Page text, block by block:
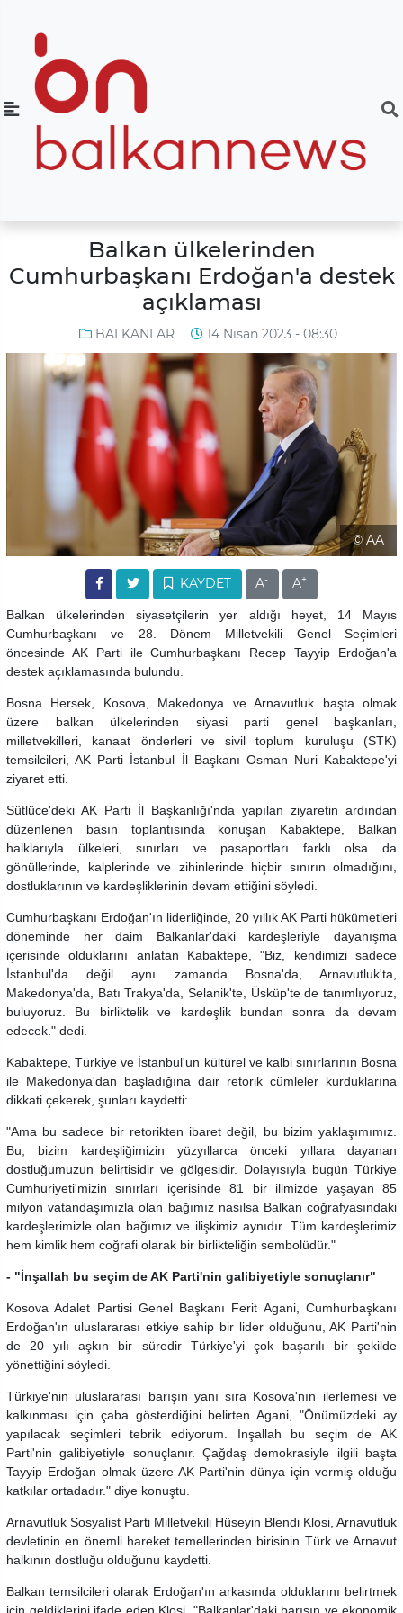
Balkan ülkelerinden
Cumhurbaşkanı Erdoğan'a destek
açıklaması
BALKANLAR 14 Nisan 2023 - 08:30
© AA
KAYDET A- A+
Balkan ülkelerinden siyasetçilerin yer aldığı heyet, 14 Mayıs
Cumhurbaşkanı ve 28. Dönem Milletvekili Genel Seçimleri
öncesinde AK Parti ile Cumhurbaşkanı Recep Tayyip Erdoğan'a
destek açıklamasında bulundu.
Bosna Hersek, Kosova, Makedonya ve Arnavutluk başta olmak
üzere balkan ülkelerinden siyasi parti genel başkanları,
milletvekilleri, kanaat önderleri ve sivil toplum kuruluşu (STK)
temsilcileri, AK Parti İstanbul İl Başkanı Osman Nuri Kabaktepe'yi
ziyaret etti.
Sütlüce'deki AK Parti İl Başkanlığı'nda yapılan ziyaretin ardından
düzenlenen basın toplantısında konuşan Kabaktepe, Balkan
halklarıyla ülkeleri, sınırları ve pasaportları farklı olsa da
gönüllerinde, kalplerinde ve zihinlerinde hiçbir sınırın olmadığını,
dostluklarının ve kardeşliklerinin devam ettiğini söyledi.
Cumhurbaşkanı Erdoğan'ın liderliğinde, 20 yıllık AK Parti hükümetleri
döneminde her daim Balkanlar'daki kardeşleriyle dayanışma
içerisinde olduklarını anlatan Kabaktepe, "Biz, kendimizi sadece
İstanbul'da değil aynı zamanda Bosna'da, Arnavutluk'ta,
Makedonya'da, Batı Trakya'da, Selanik'te, Üsküp'te de tanımlıyoruz,
buluyoruz. Bu birliktelik ve kardeşlik bundan sonra da devam
edecek." dedi.
Kabaktepe, Türkiye ve İstanbul'un kültürel ve kalbi sınırlarının Bosna
ile Makedonya'dan başladığına dair retorik cümleler kurduklarına
dikkati çekerek, şunları kaydetti:
"Ama bu sadece bir retorikten ibaret değil, bu bizim yaklaşımımız.
Bu, bizim kardeşliğimizin yüzyıllarca önceki yıllara dayanan
dostluğumuzun belirtisidir ve gölgesidir. Dolayısıyla bugün Türkiye
Cumhuriyeti'mizin sınırları içerisinde 81 bir ilimizde yaşayan 85
milyon vatandaşımızla olan bağımız nasılsa Balkan coğrafyasındaki
kardeşlerimizle olan bağımız ve ilişkimiz aynıdır. Tüm kardeşlerimiz
hem kimlik hem coğrafi olarak bir birlikteliğin sembolüdür."
- "İnşallah bu seçim de AK Parti'nin galibiyetiyle sonuçlanır"
Kosova Adalet Partisi Genel Başkanı Ferit Agani, Cumhurbaşkanı
Erdoğan'ın uluslararası etkiye sahip bir lider olduğunu, AK Parti'nin
de 20 yılı aşkın bir süredir Türkiye'yi çok başarılı bir şekilde
yönettiğini söyledi.
Türkiye'nin uluslararası barışın yanı sıra Kosova'nın ilerlemesi ve
kalkınması için çaba gösterdiğini belirten Agani, "Önümüzdeki ay
yapılacak seçimleri tebrik ediyorum. İnşallah bu seçim de AK
Parti'nin galibiyetiyle sonuçlanır. Çağdaş demokrasiyle ilgili başta
Tayyip Erdoğan olmak üzere AK Parti'nin dünya için vermiş olduğu
katkılar ortadadır." diye konuştu.
Arnavutluk Sosyalist Parti Milletvekili Hüseyin Blendi Klosi, Arnavutluk
devletinin en önemli hareket temellerinden birisinin Türk ve Arnavut
halkının dostluğu olduğunu kaydetti.
Balkan temsilcileri olarak Erdoğan'ın arkasında olduklarını belirtmek
için geldiklerini ifade eden Klosi, "Balkanlar'daki barışın ve ekonomik